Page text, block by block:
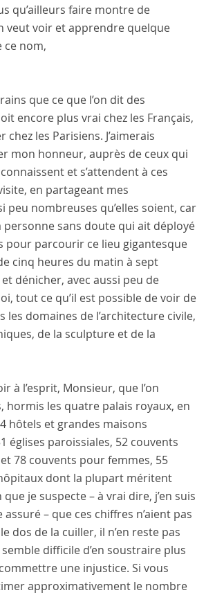
qu’ailleurs faire montre de
veut voir et apprendre quelque
ce nom,
que ce que l’on dit des
encore plus vrai chez les Français,
les Parisiens. J’aimerais
mon honneur, auprès de ceux qui
et s’attendent à ces
en partageant mes
peu nombreuses qu’elles soient, car
sans doute qui ait déployé
pour parcourir ce lieu gigantesque
cinq heures du matin à sept
dénicher, avec aussi peu de
tout ce qu’il est possible de voir de
les domaines de l’architecture civile,
de la sculpture et de la
à l’esprit, Monsieur, que l’on
, hormis les quatre palais royaux, en
hôtels et grandes maisons
églises paroissiales, 52 couvents
78 couvents pour femmes, 55
dont la plupart méritent
que je suspecte – à vrai dire, j’en suis
– que ces chiffres n’aient pas
dos de la cuiller, il n’en reste pas
difficile d’en soustraire plus
une injustice. Si vous
approximativement le nombre